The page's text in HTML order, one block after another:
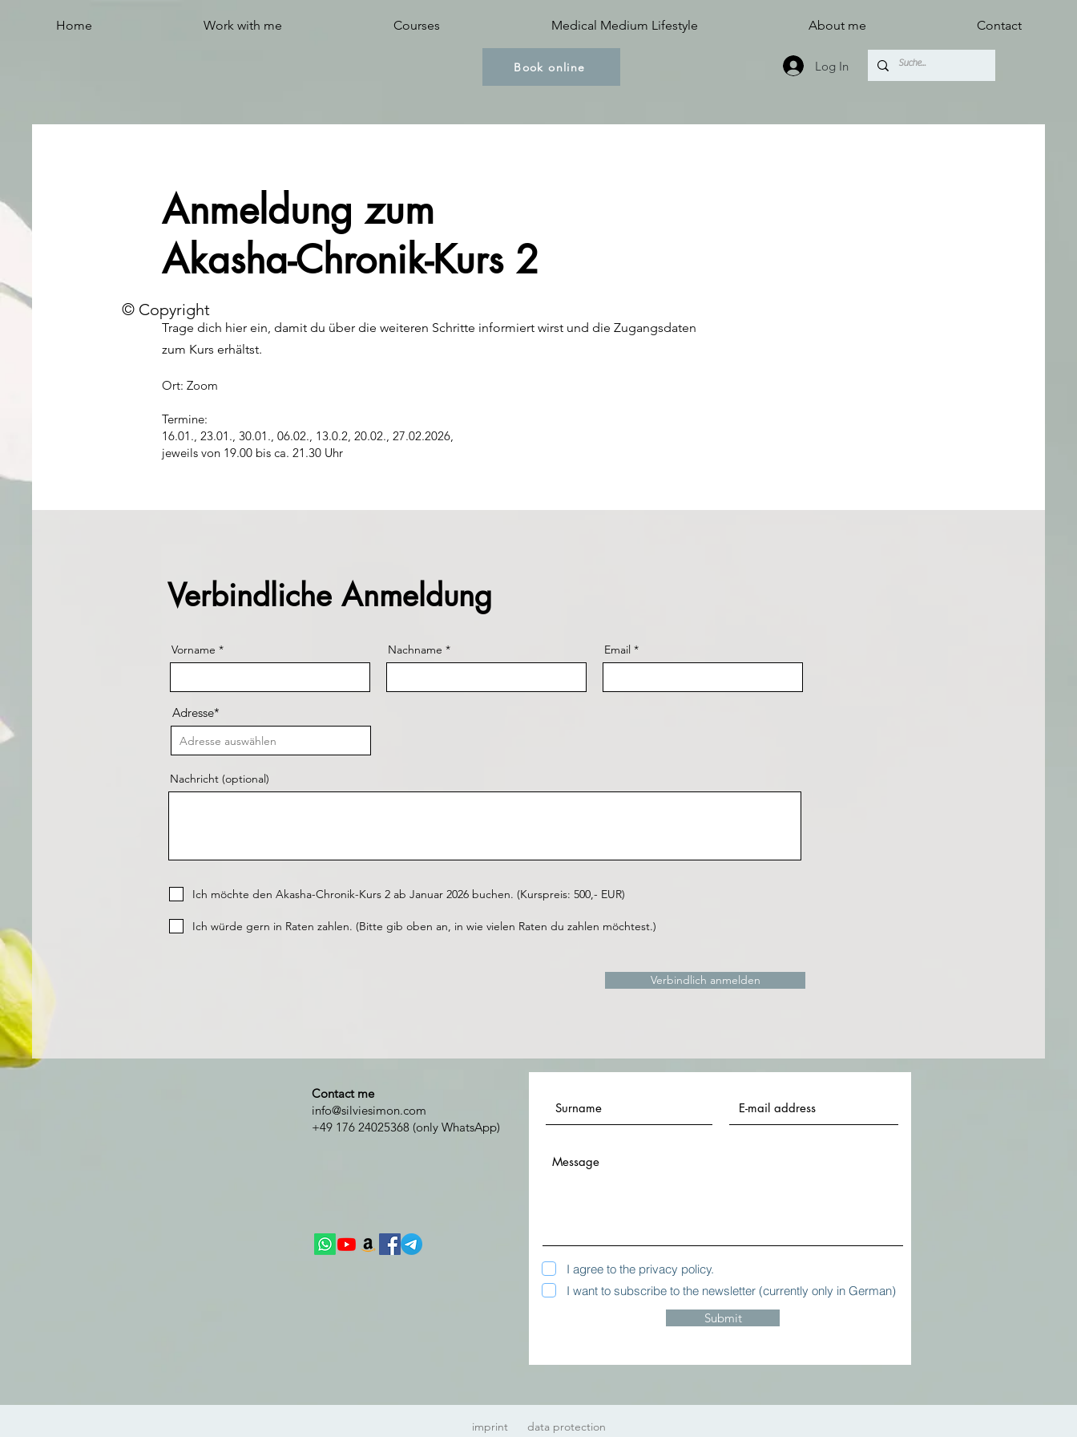
Home Work with me Courses Medical Medium Lifestyle About me Contact
Book online Log In
Anmeldung zum
Akasha-Chronik-Kurs 2
Trage dich hier ein, damit du über die weiteren Schritte informiert wirst und die Zugangsdaten
zum Kurs erhältst.
Ort: Zoom
Termine:
16.01., 23.01., 30.01., 06.02., 13.0.2, 20.02., 27.02.2026,
jeweils von 19.00 bis ca. 21.30 Uhr
Verbindliche Anmeldung
Vorname Nachname Email
Adresse*
Nachricht (optional)
Ich möchte den Akasha-Chronik-Kurs 2 ab Januar 2026 buchen. (Kurspreis: 500,- EUR)
Ich würde gern in Raten zahlen. (Bitte gib oben an, in wie vielen Raten du zahlen möchtest.)
Verbindlich anmelden
© Copyright
Contact me
info@silviesimon.com
+49 176 24025368 (only WhatsApp)
I agree to the privacy policy.
I want to subscribe to the newsletter (currently only in German)
Submit
imprint data protection